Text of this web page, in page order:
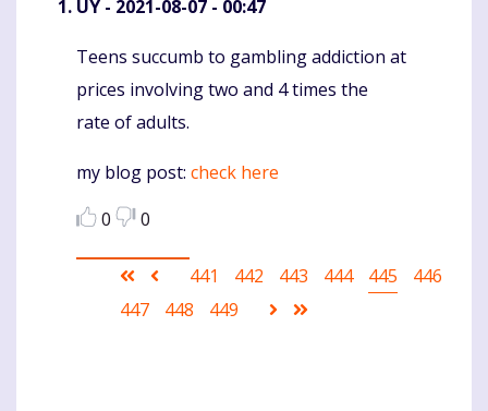
UY - 2021-08-07 - 00:47
Komentaras
Teens succumb to gambling addiction at
prices involving two and 4 times the
rate of adults.
my blog post: check here
0
0
Pagination
First
page
Ankstesnis
puslapis
Puslapis
441 Puslapis
442 Puslapis
443 Puslapis
444
Current
445 Puslapis
446
Puslapis
447 Puslapis
448 Puslapis
449
Sekantis